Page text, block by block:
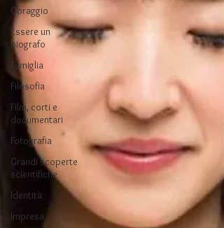
Coraggio
Essere un
biografo
Famiglia
Filosofia
Film, corti e
documentari
Fotografia
Grandi scoperte
scientifiche
Identità
Impresa